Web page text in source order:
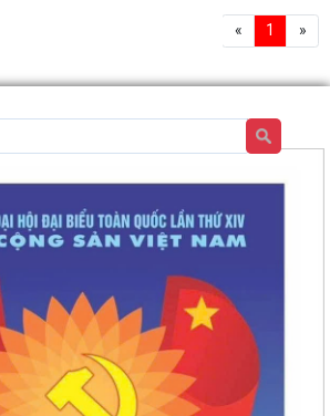
« 1 »